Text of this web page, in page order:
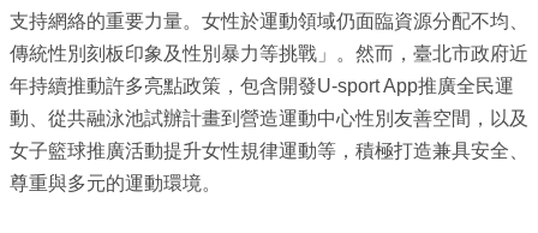
國
際
與
宣
導
支持網絡的重要力量。女性於運動領域仍面臨資源分配不均、
傳統性別刻板印象及性別暴力等挑戰」。然而，臺北市政府近
年持續推動許多亮點政策，包含開發U-sport App推廣全民運
動、從共融泳池試辦計畫到營造運動中心性別友善空間，以及
女子籃球推廣活動提升女性規律運動等，積極打造兼具安全、
尊重與多元的運動環境。